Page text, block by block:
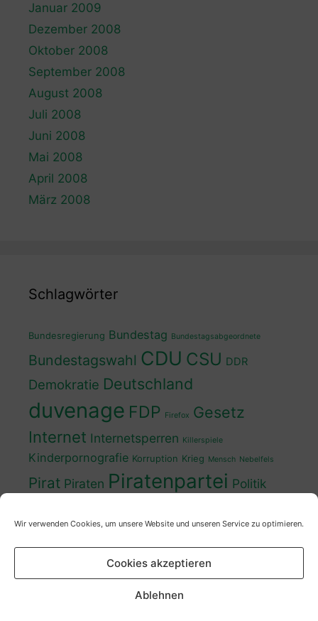
Wir verwenden Cookies, um unsere Website und unseren Service zu optimieren.
Cookies akzeptieren
Ablehnen
Januar 2009
Dezember 2008
Oktober 2008
September 2008
August 2008
Juli 2008
Juni 2008
Mai 2008
April 2008
März 2008
Schlagwörter
Bundesregierung Bundestag Bundestagsabgeordnete
Bundestagswahl CDU CSU DDR
Demokratie Deutschland
duvenage FDP Firefox Gesetz
Internet Internetsperren Killerspiele
Kinderpornografie Korruption Krieg Mensch Nebelfels
Pirat Piraten Piratenpartei Politik
Wahlkampf Wahlprogramm Wähler
Zensur Zensursula Überwachung